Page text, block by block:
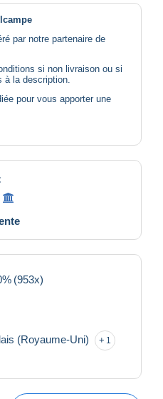
par notre partenaire de
si non livraison ou si
à la description.
pour vous apporter une
(953x)
(Royaume-Uni) 1